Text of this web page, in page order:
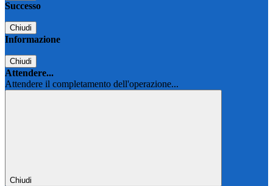
Successo
Chiudi
Informazione
Chiudi
Attendere...
Attendere il completamento dell'operazione...
Chiudi